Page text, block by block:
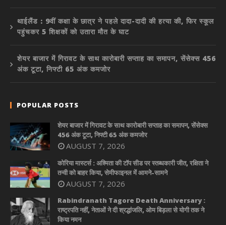
थाईलैंड : 9वीं कक्षा के छात्र ने पहले दादा-दादी की हत्या की, फिर स्कूल
पहुंचकर 5 शिक्षकों को उतारा मौत के घाट
शेयर बाजार में गिरावट के साथ कारोबारी सप्ताह का समापन, सेंसेक्स 456
अंक टूटा, निफ्टी 65 अंक कमजोर
POPULAR POSTS
शेयर बाजार में गिरावट के साथ कारोबारी सप्ताह का समापन, सेंसेक्स
456 अंक टूटा, निफ्टी 65 अंक कमजोर
AUGUST 7, 2026
कोरिया मास्टर्स : अश्मिता की टॉप सीड पर स्तब्धकारी जीत, रक्षिता ने
तन्वी को बाहर किया, सेमीफाइनल में आमने-सामने
AUGUST 7, 2026
Rabindranath Tagore Death Anniversary :
राष्ट्रपति नहीं, नेताओं ने दी श्रद्धांजलि, ओम बिड़ला से योगी तक ने
किया नमन